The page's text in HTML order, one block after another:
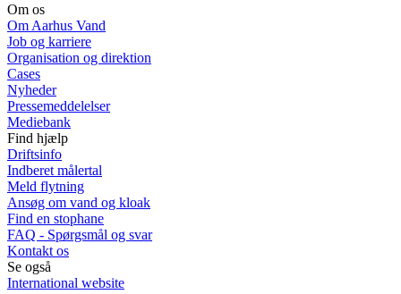
Om os
Om Aarhus Vand
Job og karriere
Organisation og direktion
Cases
Nyheder
Pressemeddelelser
Mediebank
Find hjælp
Driftsinfo
Indberet målertal
Meld flytning
Ansøg om vand og kloak
Find en stophane
FAQ - Spørgsmål og svar
Kontakt os
Se også
International website